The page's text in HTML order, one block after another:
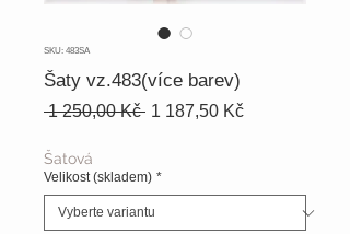
SKU: 483SA
Šaty vz.483(více barev)
1 250,00 Kč Běžná
1 187,50 KčZvýhodněná
Šatová
Velikost (skladem) *